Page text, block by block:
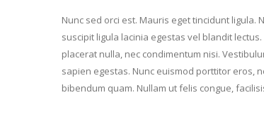
Nunc sed orci est. Mauris eget tincidunt
suscipit ligula lacinia egestas vel blandit
placerat nulla, nec condimentum nisi.
sapien egestas. Nunc euismod porttitor eros,
bibendum quam. Nullam ut felis congue,